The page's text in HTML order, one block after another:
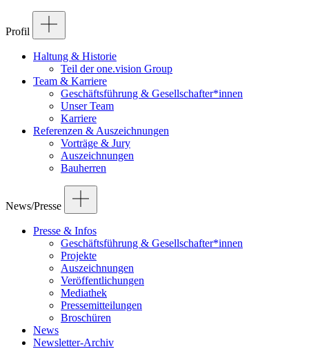
Profil
Haltung & Historie
Teil der one.vision Group
Team & Karriere
Geschäftsführung & Gesellschafter*innen
Unser Team
Karriere
Referenzen & Auszeichnungen
Vorträge & Jury
Auszeichnungen
Bauherren
News/Presse
Presse & Infos
Geschäftsführung & Gesellschafter*innen
Projekte
Auszeichnungen
Veröffentlichungen
Mediathek
Pressemitteilungen
Broschüren
News
Newsletter-Archiv